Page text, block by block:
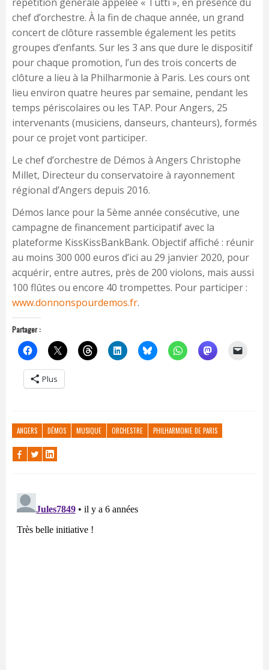
chef d’orchestre. À la fin de chaque année, un grand
concert de clôture rassemble également les petits
groupes d’enfants. Sur les 3 ans que dure le dispositif
pour chaque promotion, l’un des trois concerts de
clôture a lieu à la Philharmonie à Paris. Les cours ont
lieu environ quatre heures par semaine, pendant les
temps périscolaires ou les TAP. Pour Angers, 25
intervenants (musiciens, danseurs, chanteurs), formés
pour ce projet vont participer.
Le chef d’orchestre de Démos à Angers Christophe
Millet, Directeur du conservatoire à rayonnement
régional d’Angers depuis 2016.
Démos lance pour la 5ème année consécutive, une
campagne de financement participatif avec la
plateforme KissKissBankBank. Objectif affiché : réunir
au moins 300 000 euros d’ici au 29 janvier 2020, pour
acquérir, entre autres, près de 200 violons, mais aussi
100 flûtes ou encore 40 trompettes. Pour participer :
www.donnonspourdemos.fr.
Partager :
Plus
ANGERS DÉMOS MUSIQUE ORCHESTRE PHILHARMONIE DE PARIS